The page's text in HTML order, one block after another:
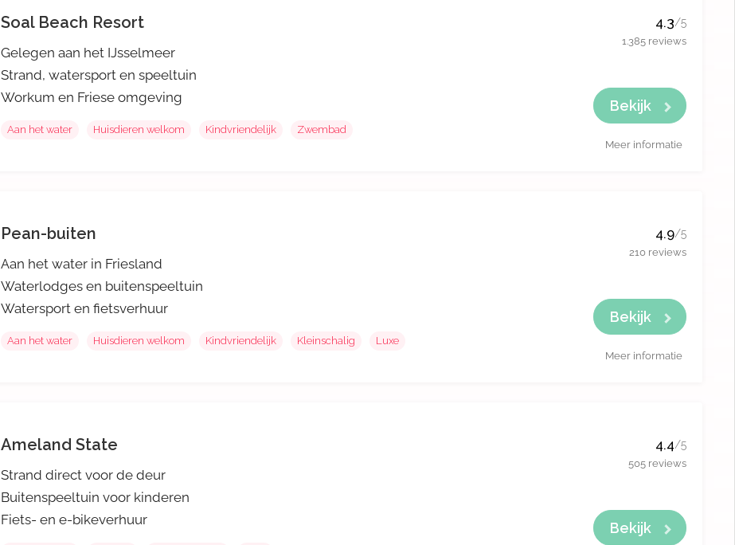
Soal Beach Resort 4.3/5
1.385 reviews
Gelegen aan het IJsselmeer
Strand, watersport en speeltuin
Workum en Friese omgeving
Aan het water Huisdieren welkom Kindvriendelijk Zwembad
Bekijk
Meer informatie
Pean-buiten 4.9/5
210 reviews
Aan het water in Friesland
Waterlodges en buitenspeeltuin
Watersport en fietsverhuur
Aan het water Huisdieren welkom Kindvriendelijk Kleinschalig Luxe
Bekijk
Meer informatie
Ameland State 4.4/5
505 reviews
Strand direct voor de deur
Buitenspeeltuin voor kinderen
Fiets- en e-bikeverhuur
Bekijk